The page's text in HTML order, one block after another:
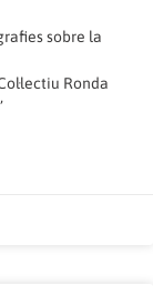
sobre la
Ronda